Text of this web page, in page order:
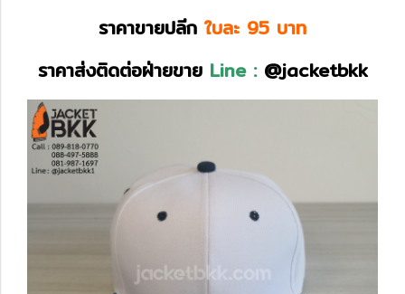
ราคาขายปลีก ใบละ 95 บาท
ราคาส่งติดต่อฝ่ายขาย Line : @jacketbkk